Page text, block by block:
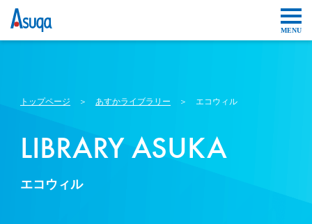
トップページ ＞ あすかライブラリー ＞ エコウィル
LIBRARY ASUKA
エコウィル